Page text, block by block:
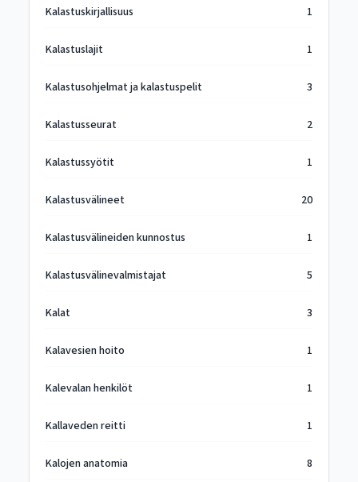
Kalastuskirjallisuus 1
Kalastuslajit 1
Kalastusohjelmat ja kalastuspelit 3
Kalastusseurat 2
Kalastussyötit 1
Kalastusvälineet 20
Kalastusvälineiden kunnostus 1
Kalastusvälinevalmistajat 5
Kalat 3
Kalavesien hoito 1
Kalevalan henkilöt 1
Kallaveden reitti 1
Kalojen anatomia 8